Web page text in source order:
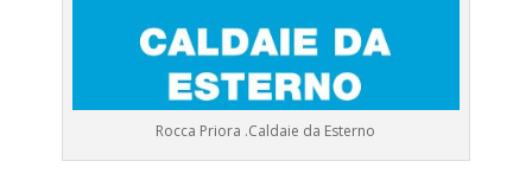
Rocca Priora .Caldaie da Esterno